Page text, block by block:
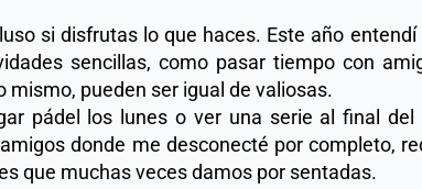
si disfrutas lo que haces. Este año
sencillas, como pasar tiempo con
pueden ser igual de valiosas.
pádel los lunes o ver una serie al final
donde me desconecté por completo,
que muchas veces damos por sentadas.